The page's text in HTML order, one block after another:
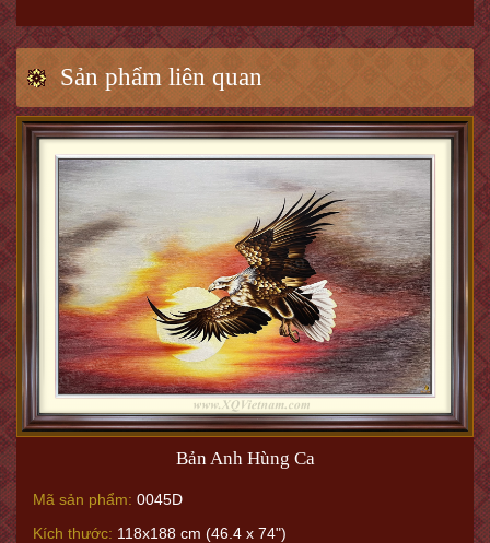
Sản phẩm liên quan
Bản Anh Hùng Ca
Mã sản phẩm: 0045D
Kích thước: 118x188 cm (46.4 x 74")